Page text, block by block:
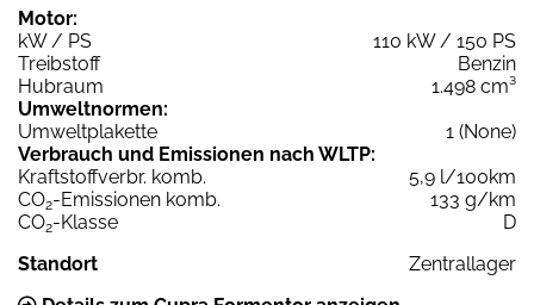
Motor:
kW / PS
110 kW / 150 PS
Treibstoff
Benzin
Hubraum
1.498 cm³
Umweltnormen:
Umweltplakette
1 (None)
Verbrauch und Emissionen nach WLTP:
Kraftstoffverbr. komb.
5,9 l/100km
CO2-Emissionen komb.
133 g/km
CO2-Klasse
D
Standort
Zentrallager